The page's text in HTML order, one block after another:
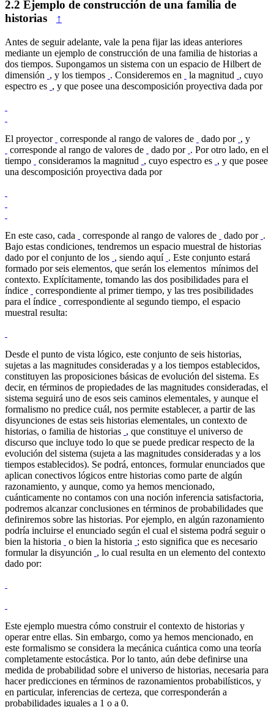
2.2 Ejemplo de construcción de una familia de
historias
↑
Antes de seguir adelante, vale la pena fijar las ideas anteriores
mediante un ejemplo de construcción de una familia de historias a
dos tiempos. Supongamos un sistema con un espacio de Hilbert de
dimensión , y los tiempos . Consideremos en la magnitud , cuyo
espectro es , y que posee una descomposición proyectiva dada por
El proyector corresponde al rango de valores de dado por , y
corresponde al rango de valores de
dado por . Por otro lado, en el
tiempo
consideramos la magnitud , cuyo espectro es , y que posee
una descomposición proyectiva dada por
En este caso, cada corresponde al rango de valores de dado por .
Bajo estas condiciones, tendremos un espacio muestral de historias
dado por el conjunto de los , siendo aquí . Este conjunto estará
formado por seis elementos, que serán los elementos mínimos del
contexto. Explícitamente, tomando las dos posibilidades para el
índice
correspondiente al primer tiempo, y las tres posibilidades
para el índice
correspondiente al segundo tiempo, el espacio
muestral resulta:
Desde el punto de vista lógico, este conjunto de seis historias,
sujetas a las magnitudes consideradas y a los tiempos establecidos,
constituyen las proposiciones básicas de evolución del sistema. Es
decir, en términos de propiedades de las magnitudes consideradas, el
sistema seguirá uno de esos seis caminos elementales, y aunque el
formalismo no predice cuál, nos permite establecer, a partir de las
disyunciones de estas seis historias elementales, un contexto de
historias, o familia de historias , que constituye el universo de
discurso que incluye todo lo que se puede predicar respecto de la
evolución del sistema (sujeta a las magnitudes consideradas y a los
tiempos establecidos). Se podrá, entonces, formular enunciados que
aplican conectivos lógicos entre historias como parte de algún
razonamiento, y aunque, como ya hemos mencionado,
cuánticamente no contamos con una noción inferencia satisfactoria,
podremos alcanzar conclusiones en términos de probabilidades que
definiremos sobre las historias. Por ejemplo, en algún razonamiento
podría incluirse el enunciado según el cual el sistema podrá seguir o
bien la historia
o bien la historia ; esto significa que es necesario
formular la disyunción , lo cual resulta en un elemento del contexto
dado por:
Este ejemplo muestra cómo construir el contexto de historias y
operar entre ellas. Sin embargo, como ya hemos mencionado, en
este formalismo se considera la mecánica cuántica como una teoría
completamente estocástica. Por lo tanto, aún debe definirse una
medida de probabilidad sobre el universo de historias, necesaria para
hacer predicciones en términos de razonamientos probabilísticos, y
en particular, inferencias de certeza, que corresponderán a
probabilidades iguales a 1 o a 0.